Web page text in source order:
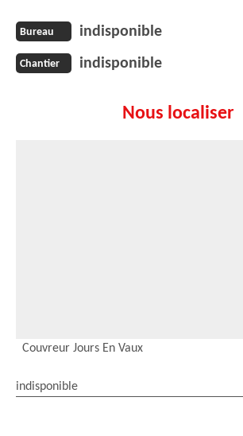
Bureau indisponible
Chantier indisponible
Nous localiser
Couvreur Jours En Vaux
indisponible